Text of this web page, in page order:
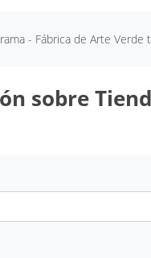
- Fábrica de Arte
sobre